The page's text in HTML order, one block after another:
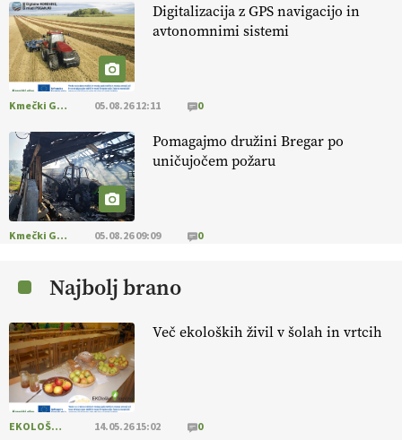
[EKOloško = LOGIČNO
aronije
v dobrem desetletju zrasla v uspešno kmetijsko in
podjetniško zgodbo.
#IMCAP #CAP https://t.co/xp1oihBDaJ
[EKOloško = LOGIČNO
v tujini
. Zato je ekološka pridelava odlična priložnost za slovenske
vinarje
. VEČ
https://t.co/XAe9EbeAbK @EUAgri #IMCAP #CAP
https://t.co/01qpoeLyNP
kmetijstva in uspešno prenovo kmetij
. VEČ
https://t.co/RRn8unbwXp @EUAgri #IMCAP #CAP
https://t.co/mnLHFv2VuP
Digitalizacija z GPS navigacijo in
avtonomnimi sistemi
Kmečki Glas 05.08.26 12:11 0
Pomagajmo družini Bregar po
uničujočem požaru
Kmečki Glas 05.08.26 09:09 0
Najbolj brano
Več ekoloških živil v šolah in vrtcih
EKOLOŠKO LOGIČNO 14.05.26 15:02 0